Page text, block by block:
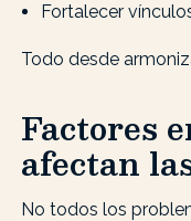
Fortalecer
Todo desde
Factores
afectan
No todos los